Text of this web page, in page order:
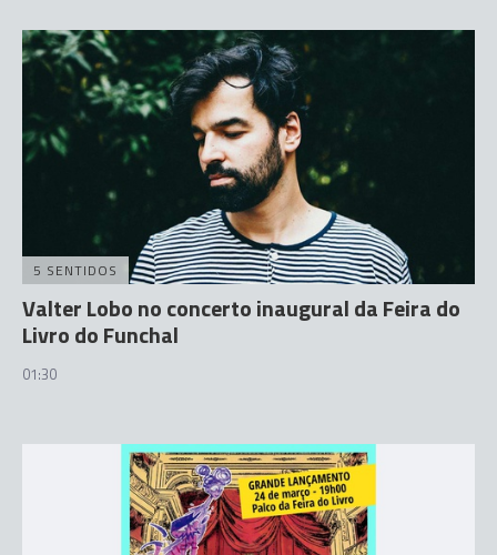
5 SENTIDOS
Valter Lobo no concerto inaugural da Feira do
Livro do Funchal
01:30